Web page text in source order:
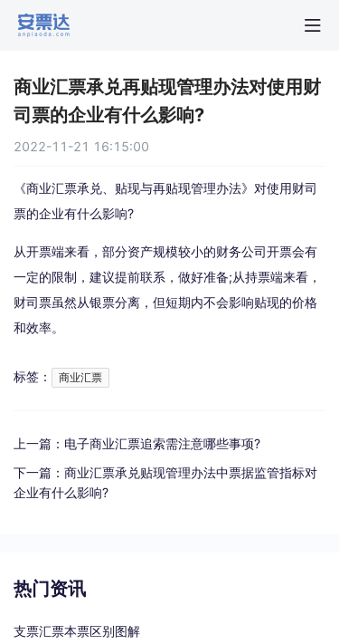
商业汇票承兑再贴现管理办法对使用财
司票的企业有什么影响?
2022-11-21 16:15:00
《商业汇票承兑、贴现与再贴现管理办法》对使用财司
票的企业有什么影响?
从开票端来看，部分资产规模较小的财务公司开票会有
一定的限制，建议提前联系，做好准备;从持票端来看，
财司票虽然从银票分离，但短期内不会影响贴现的价格
和效率。
标签： 商业汇票
上一篇： 电子商业汇票追索需注意哪些事项?
下一篇： 商业汇票承兑贴现管理办法中票据监管指标对
企业有什么影响?
热门资讯
支票汇票本票区别图解